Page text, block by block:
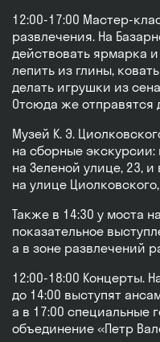
12:00-17:00 Мастер-
развлечения. На
действовать ярмарка
лепить из глины,
делать игрушки из
Отсюда же отправятся
Музей К. Э.
на сборные экскурсии:
на Зеленой улице, 23,
на улице
Также в 14:30 у моста
показательное
а в зоне развлечений
12:00-18:00 Концерты.
до 14:00 выступят
а в 17:00 специальные
объединение «Петр